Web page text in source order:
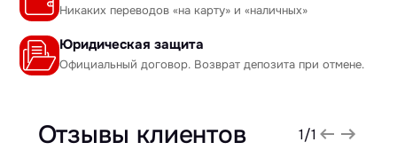
Никаких переводов «на карту» и «наличных»
Юридическая защита
Официальный договор. Возврат депозита при отмене.
Отзывы клиентов 1/1